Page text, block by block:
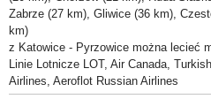
Zabrze (27 km), Gliwice (36 km),
km)
z Katowice - Pyrzowice można lecieć
Linie Lotnicze LOT, Air Canada,
Airlines, Aeroflot Russian Airlines